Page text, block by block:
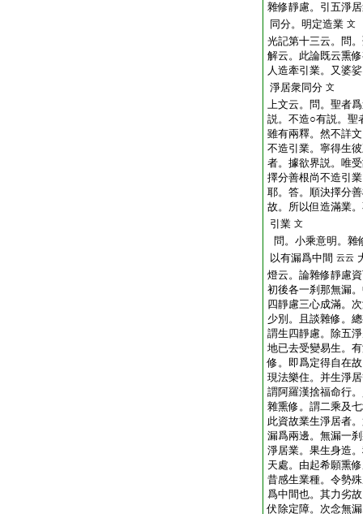
雜修靜慮。引五淨
同分。明定造業 文
光記第十三云。問
解云。此論既云熏
人造牽引業。又婆
淨居衆同分 文
上文云。問。聖者
説。不造○有説。聖
雖有兩釋。然不詳
不造引業。寧得生
者。據欲界説。唯
擇分善根尚不造引
耶。答。順決擇分
故。所以但造滿業
引業 文
問。小乘意明。雜
以有漏爲中間 云云
燈云。論雜修靜慮
初後各一刹那無漏
四靜慮三心成滿。
少別。且談雜修。
謂生四靜慮。除五
地已去受變易生。
修。即爲定得自在
現法樂住。并生淨
謂阿羅漢捨福命行
雜熏修。謂二乘及
此資故業生淨居者
漏爲兩邊。無漏一
淨居業。果生身造
天處。由起希願熏
昔感生業種。令勢
爲中間也。其力劣
伏除定障。次念無